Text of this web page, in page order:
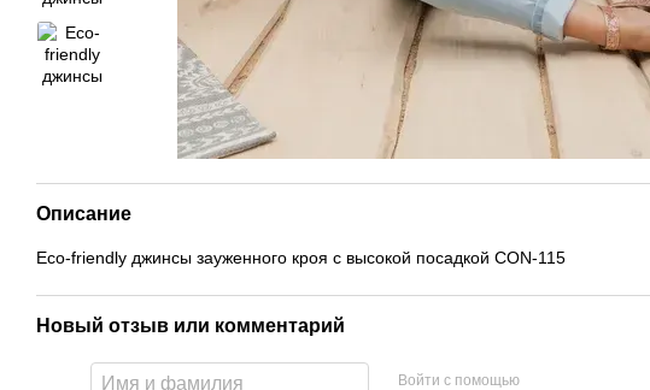
Описание
Eco-friendly джинсы зауженного кроя с высокой посадкой CON-115
Новый отзыв или комментарий
Войти с помощью